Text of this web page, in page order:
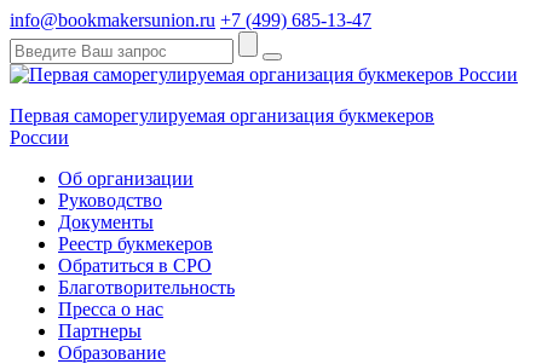
info@bookmakersunion.ru +7 (499) 685-13-47
Первая саморегулируемая организация букмекеров
России
Об организации
Руководство
Документы
Реестр букмекеров
Обратиться в СРО
Благотворительность
Пресса о нас
Партнеры
Образование